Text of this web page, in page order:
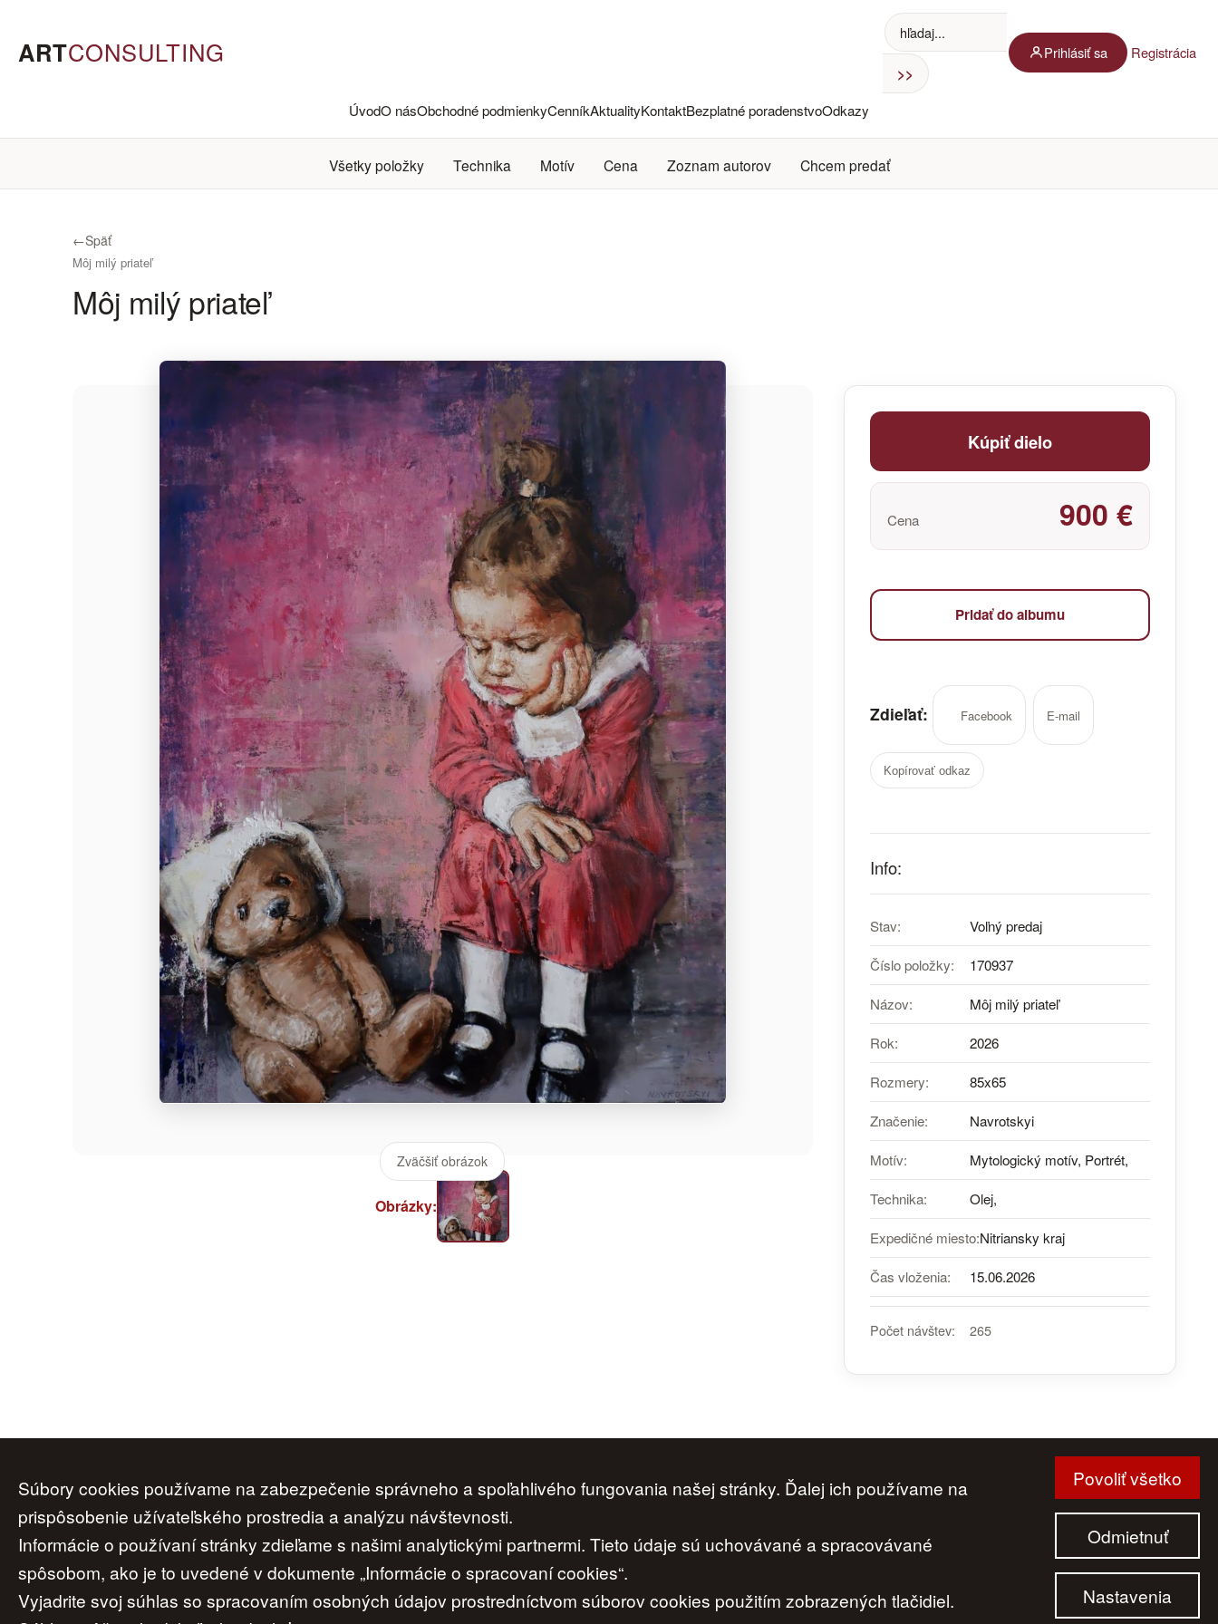
ARTCONSULTING
ÚvodO násObchodné podmienkyCenníkAktualityKontaktBezplatné poradenstvoOdkazy
Prihlásiť sa Registrácia
Všetky položky Technika Motív Cena Zoznam autorov Chcem predať
←Späť
Môj milý priateľ
Môj milý priateľ
Zväčšiť obrázok
Obrázky:
Kúpiť dielo
Cena 900 €
Pridať do albumu
Zdieľať: Facebook E-mail
Kopírovať odkaz
Info:
Stav: Voľný predaj
Číslo položky: 170937
Názov: Môj milý priateľ
Rok: 2026
Rozmery: 85x65
Značenie: Navrotskyi
Motív: Mytologický motív, Portrét,
Technika: Olej,
Expedičné miesto:Nitriansky kraj
Čas vloženia: 15.06.2026
Počet návštev: 265
Úvod | O nás | Obchodné podmienky | Ochrana osobných údajov Odkazy
© 2006-2026 ART CONSULTING, Všetky práva vyhradené
Súbory cookies používame na zabezpečenie správneho a spoľahlivého fungovania našej stránky. Ďalej ich používame na
prispôsobenie užívateľského prostredia a analýzu návštevnosti.
Informácie o používaní stránky zdieľame s našimi analytickými partnermi. Tieto údaje sú uchovávané a spracovávané
spôsobom, ako je to uvedené v dokumente „Informácie o spracovaní cookies“.
Vyjadrite svoj súhlas so spracovaním osobných údajov prostredníctvom súborov cookies použitím zobrazených tlačidiel.
Povoliť všetko
Odmietnuť
Nastavenia